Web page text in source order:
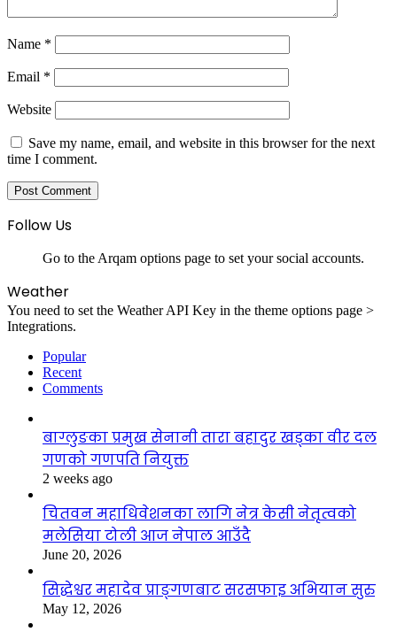
Name *
Email *
Website
Save my name, email, and website in this browser for the next
time I comment.
Follow Us
Go to the Arqam options page to set your social accounts.
Weather
You need to set the Weather API Key in the theme options page >
Integrations.
Popular
Recent
Comments
बाग्लुङका प्रमुख सेनानी तारा बहादुर खड्का वीर दल
गणको गणपति नियुक्त
2 weeks ago
चितवन महाधिवेशनका लागि नेत्र केसी नेतृत्वको
मलेसिया टोली आज नेपाल आउँदै
June 20, 2026
सिद्धेश्वर महादेव प्राङ्गणबाट सरसफाइ अभियान सुरु
May 12, 2026